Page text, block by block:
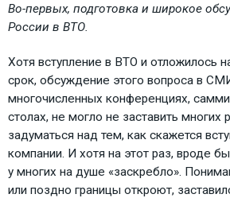
Во-первых, подготовка и широкое
России в ВТО.
Хотя вступление в ВТО и отложилось
срок, обсуждение этого вопроса в
многочисленных конференциях,
столах, не могло не заставить многих
задуматься над тем, как скажется
компании. И хотя на этот раз, вроде
у многих на душе «заскребло».
или поздно границы откроют,